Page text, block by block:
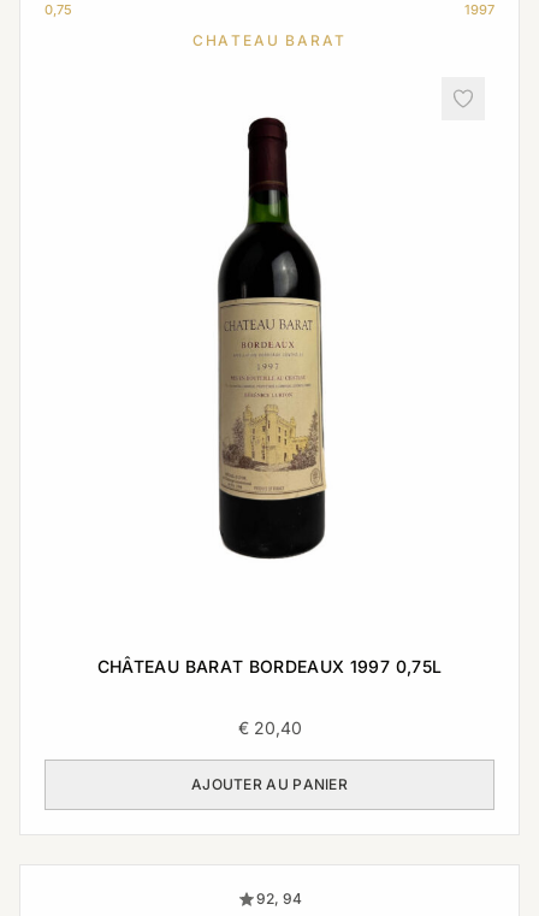
0,75 1997
CHATEAU BARAT
CHÂTEAU BARAT BORDEAUX 1997 0,75L
€20,40
AJOUTER AU PANIER
92, 94